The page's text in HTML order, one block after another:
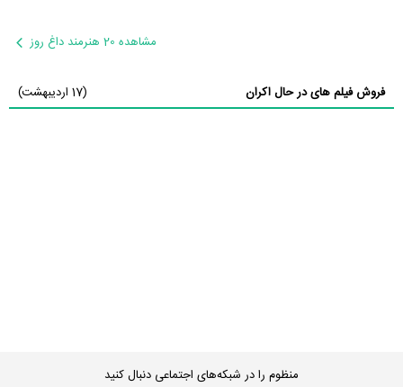
مشاهده 20 هنرمند داغ روز
فروش فیلم های در حال اکران (17 اردیبهشت)
منظوم را در شبکه‌های اجتماعی دنبال کنید